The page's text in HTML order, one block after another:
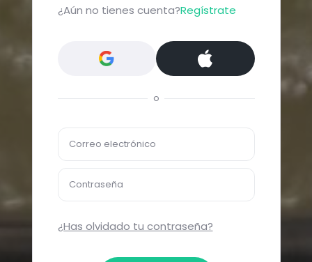
¿Aún no tienes cuenta?Regístrate
o
Correo electrónico
Contraseña
¿Has olvidado tu contraseña?